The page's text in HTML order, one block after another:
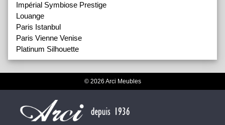
Impérial Symbiose Prestige
Louange
Paris Istanbul
Paris Vienne Venise
Platinum Silhouette
© 2026 Arci Meubles